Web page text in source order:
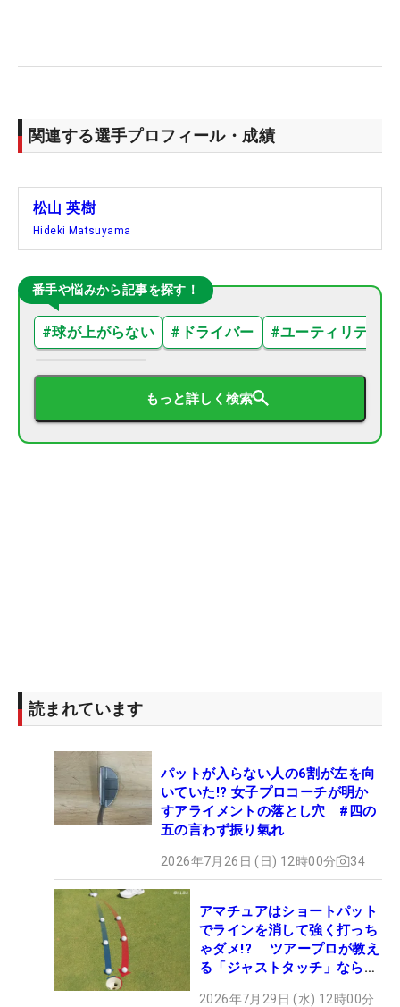
関連する選手プロフィール・成績
松山 英樹
Hideki Matsuyama
番手や悩みから記事を探す！
#球が上がらない # ドライバー #ユーティリティ
もっと詳しく検索
読まれています
パットが入らない人の6割が左を向
いていた!? 女子プロコーチが明か
すアライメントの落とし穴 #四の
五の言わず振り氣れ
2026年7月26日 (日) 12時00分 34
アマチュアはショートパット
でラインを消して強く打っち
ゃダメ!? ツアープロが教え
る「ジャストタッチ」なら3
2026年7月29日 (水) 12時00分